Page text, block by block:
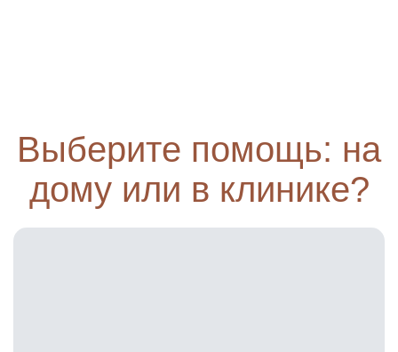
Выберите помощь: на
дому или в клинике?